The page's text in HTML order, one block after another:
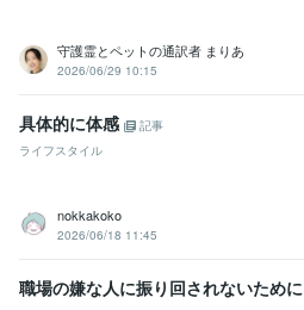
守護霊とペットの通訳者 まりあ
2026/06/29 10:15
具体的に体感
記事
ライフスタイル
nokkakoko
2026/06/18 11:45
職場の嫌な人に振り回されないために